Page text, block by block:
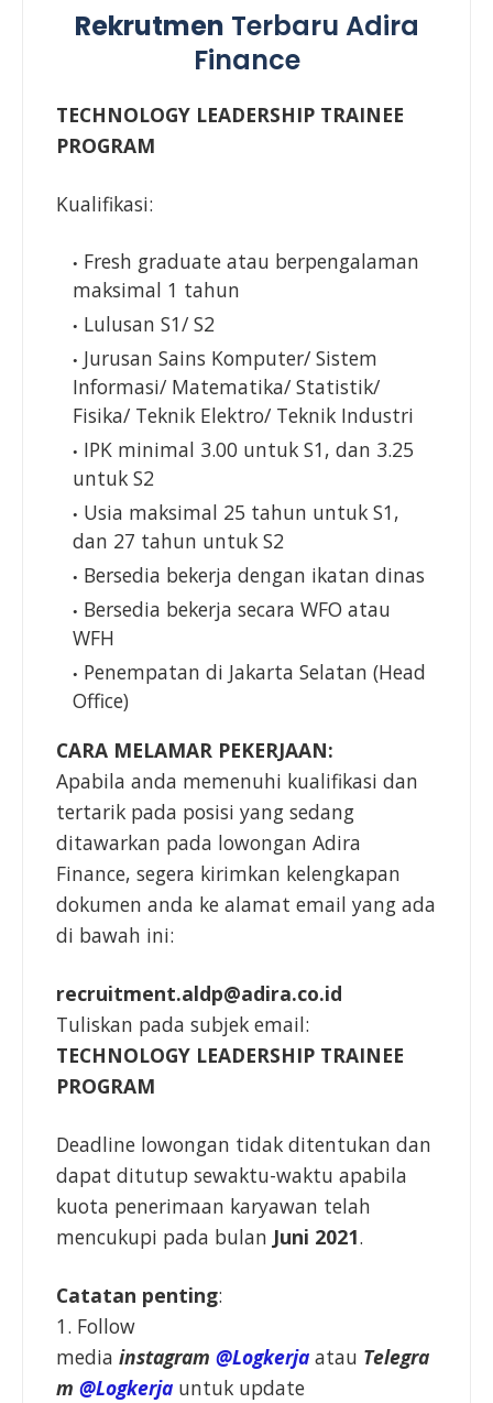
Rekrutmen Terbaru Adira
Finance
TECHNOLOGY LEADERSHIP TRAINEE
PROGRAM
Kualifikasi:
Fresh graduate atau berpengalaman
maksimal 1 tahun
Lulusan S1/ S2
Jurusan Sains Komputer/ Sistem
Informasi/ Matematika/ Statistik/
Fisika/ Teknik Elektro/ Teknik Industri
IPK minimal 3.00 untuk S1, dan 3.25
untuk S2
Usia maksimal 25 tahun untuk S1,
dan 27 tahun untuk S2
Bersedia bekerja dengan ikatan dinas
Bersedia bekerja secara WFO atau
WFH
Penempatan di Jakarta Selatan (Head
Office)
CARA MELAMAR PEKERJAAN:
Apabila anda memenuhi kualifikasi dan
tertarik pada posisi yang sedang
ditawarkan pada lowongan Adira
Finance, segera kirimkan kelengkapan
dokumen anda ke alamat email yang ada
di bawah ini:
recruitment.aldp@adira.co.id
Tuliskan pada subjek email:
TECHNOLOGY LEADERSHIP TRAINEE
PROGRAM
Deadline lowongan tidak ditentukan dan
dapat ditutup sewaktu-waktu apabila
kuota penerimaan karyawan telah
mencukupi pada bulan Juni 2021.
Catatan penting:
1. Follow
media instagram @Logkerja atau Telegra
m @Logkerja untuk update